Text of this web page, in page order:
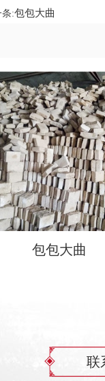
条:包包大曲
包包大曲
联